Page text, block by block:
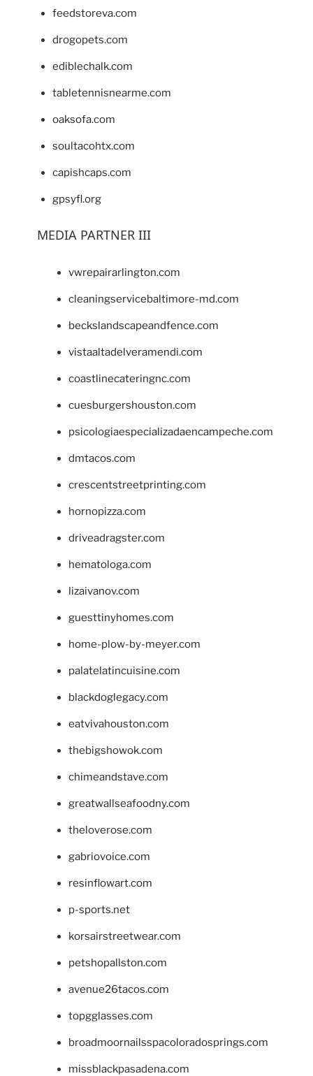
feedstoreva.com
drogopets.com
ediblechalk.com
tabletennisnearme.com
oaksofa.com
soultacohtx.com
capishcaps.com
gpsyfl.org
MEDIA PARTNER III
vwrepairarlington.com
cleaningservicebaltimore-md.com
beckslandscapeandfence.com
vistaaltadelveramendi.com
coastlinecateringnc.com
cuesburgershouston.com
psicologiaespecializadaencampeche.com
dmtacos.com
crescentstreetprinting.com
hornopizza.com
driveadragster.com
hematologa.com
lizaivanov.com
guesttinyhomes.com
home-plow-by-meyer.com
palatelatincuisine.com
blackdoglegacy.com
eatvivahouston.com
thebigshowok.com
chimeandstave.com
greatwallseafoodny.com
theloverose.com
gabriovoice.com
resinflowart.com
p-sports.net
korsairstreetwear.com
petshopallston.com
avenue26tacos.com
topgglasses.com
broadmoornailsspacoloradosprings.com
missblackpasadena.com